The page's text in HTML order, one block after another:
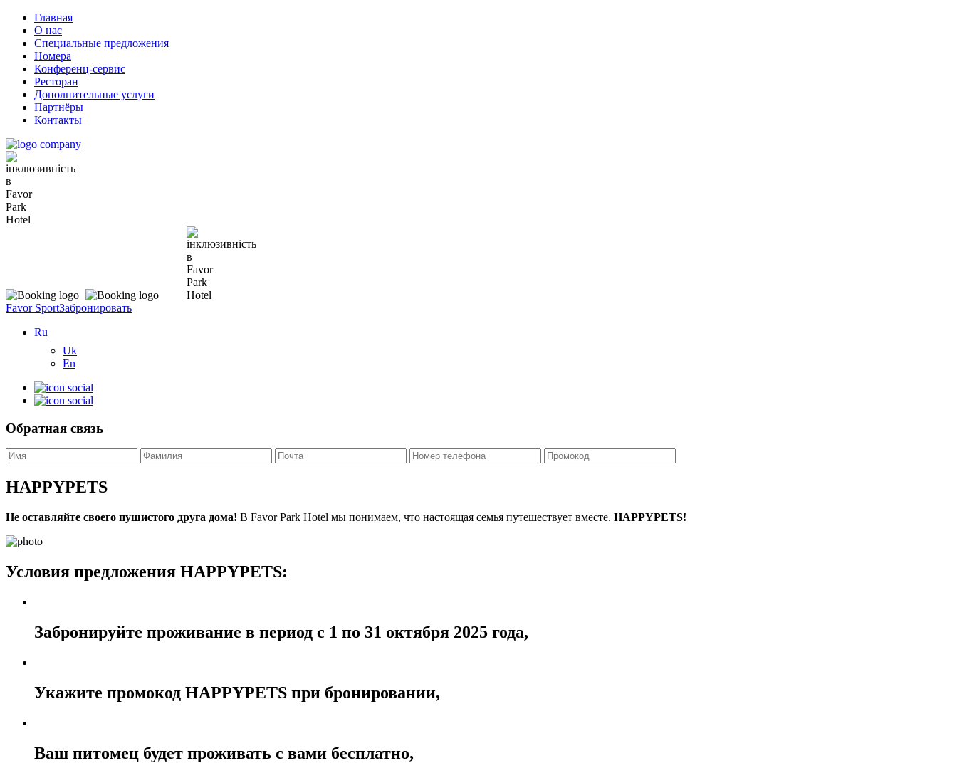
Главная
О нас
Специальные предложения
Номера
Конференц-сервис
Ресторан
Дополнительные услуги
Партнёры
Контакты
Favor SportЗабронировать
Ru
Uk
En
Обратная связь
HAPPYPETS
Не оставляйте своего пушистого друга дома! В Favor Park Hotel мы понимаем, что настоящая семья путешествует вместе. HAPPYPETS!
Условия предложения HAPPYPETS:
Забронируйте проживание в период с 1 по 31 октября 2025 года,
Укажите промокод HAPPYPETS при бронировании,
Ваш питомец будет проживать с вами бесплатно,